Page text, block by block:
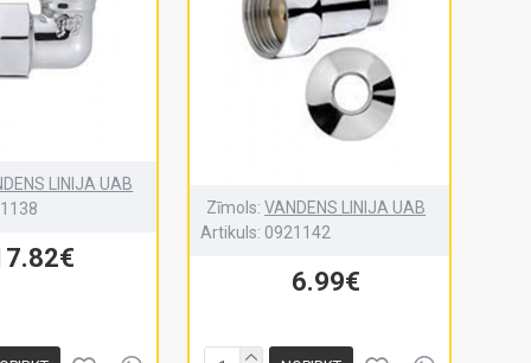
LINIJA UAB
Zīmols: VANDENS LINIJA UAB
Artikuls: 0921142
6.99€